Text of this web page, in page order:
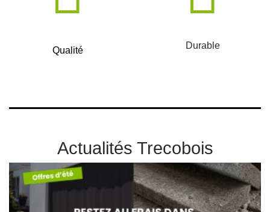
Qualité Durable
Actualités Trecobois